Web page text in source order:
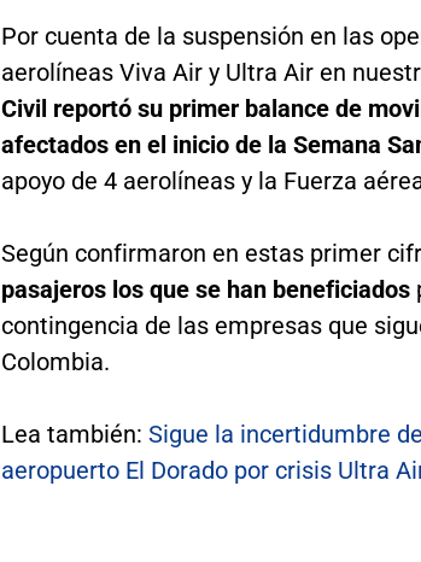
Por cuenta de la suspensión en las
aerolíneas Viva Air y Ultra Air en
Civil reportó su primer balance de
afectados en el inicio de la Semana
apoyo de 4 aerolíneas y la Fuerza
Según confirmaron en estas primer
pasajeros los que se han beneficiados
contingencia de las empresas que
Colombia.
Lea también: Sigue la incertidumbre
aeropuerto El Dorado por crisis Ultra